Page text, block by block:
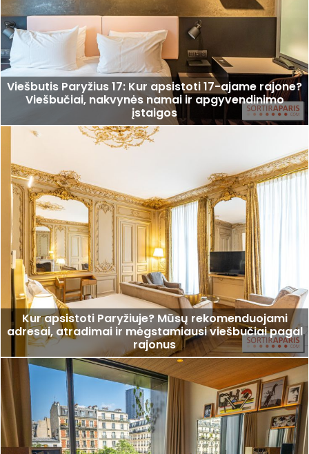
Viešbutis Paryžius 17: Kur apsistoti 17-ajame rajone?
Viešbučiai, nakvynės namai ir apgyvendinimo
įstaigos
Kur apsistoti Paryžiuje? Mūsų rekomenduojami
adresai, atradimai ir mėgstamiausi viešbučiai pagal
rajonus